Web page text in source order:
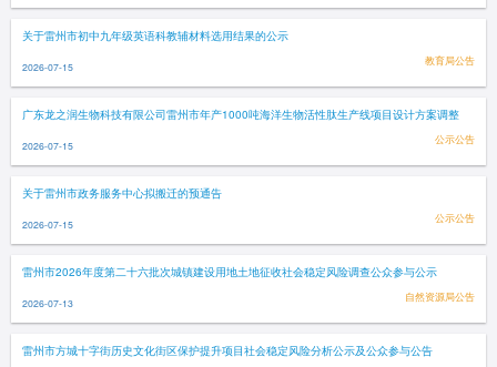
关于雷州市初中九年级英语科教辅材料选用结果的公示
2026-07-15 教育局公告
广东龙之润生物科技有限公司雷州市年产1000吨海洋生物活性肽生产线项目设计方案调整
2026-07-15 公示公告
关于雷州市政务服务中心拟搬迁的预通告
2026-07-15 公示公告
雷州市2026年度第二十六批次城镇建设用地土地征收社会稳定风险调查公众参与公示
2026-07-13 自然资源局公告
雷州市方城十字街历史文化街区保护提升项目社会稳定风险分析公示及公众参与公告